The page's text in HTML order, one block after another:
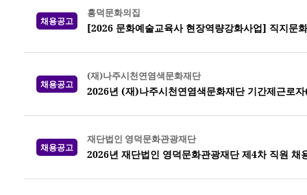
채용공고
흥덕문화의집
[2026 문화예술교육사 현장역량강화사업] 직지문
채용공고
(재)나주시천연염색문화재단
2026년 (재)나주시천연염색문화재단 기간제근로
채용공고
재단법인 영덕문화관광재단
2026년 재단법인 영덕문화관광재단 제4차 직원 채